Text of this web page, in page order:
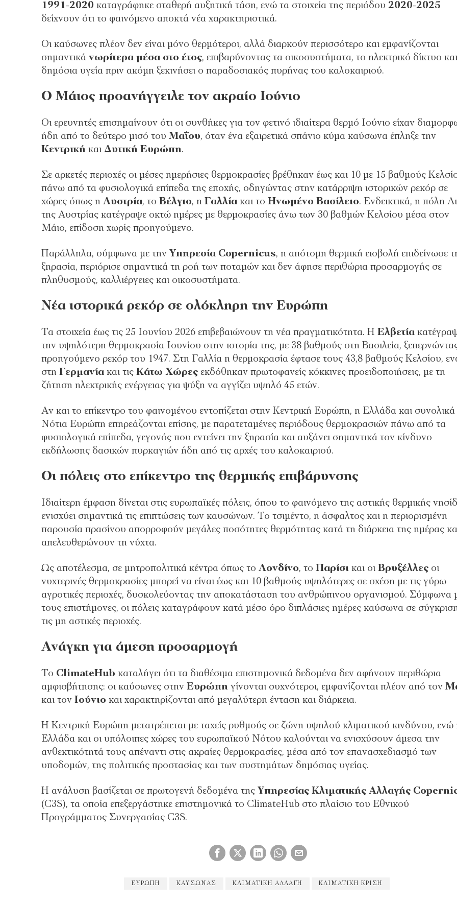
1991-2020 καταγράφηκε σταθερή αυξητική τάση, ενώ τα στοιχεία της περιόδου 2020-2025
δείχνουν ότι το φαινόμενο αποκτά νέα χαρακτηριστικά.
Οι καύσωνες πλέον δεν είναι μόνο θερμότεροι, αλλά διαρκούν περισσότερο και εμφανίζονται
σημαντικά νωρίτερα μέσα στο έτος, επιβαρύνοντας τα οικοσυστήματα, το ηλεκτρικό δίκτυο
δημόσια υγεία πριν ακόμη ξεκινήσει ο παραδοσιακός πυρήνας του καλοκαιριού.
Ο Μάιος προανήγγειλε τον ακραίο Ιούνιο
Οι ερευνητές επισημαίνουν ότι οι συνθήκες για τον φετινό ιδιαίτερα θερμό Ιούνιο είχαν
ήδη από το δεύτερο μισό του Μαΐου, όταν ένα εξαιρετικά σπάνιο κύμα καύσωνα έπληξε την
Κεντρική και Δυτική Ευρώπη.
Σε αρκετές περιοχές οι μέσες ημερήσιες θερμοκρασίες βρέθηκαν έως και 10 με 15 βαθμούς
πάνω από τα φυσιολογικά επίπεδα της εποχής, οδηγώντας στην κατάρριψη ιστορικών ρεκόρ σε
χώρες όπως η Αυστρία, το Βέλγιο, η Γαλλίακαι το Ηνωμένο Βασίλειο. Ενδεικτικά, η πόλη
της Αυστρίας κατέγραψε οκτώ ημέρες με θερμοκρασίες άνω των 30 βαθμών Κελσίου μέσα στον
Μάιο, επίδοση χωρίς προηγούμενο.
Παράλληλα, σύμφωνα με την Υπηρεσία Copernicus, η απότομη θερμική εισβολή επιδείνωσε
ξηρασία, περιόρισε σημαντικά τη ροή των ποταμών και δεν άφησε περιθώρια προσαρμογής σε
πληθυσμούς, καλλιέργειες και οικοσυστήματα.
Νέα ιστορικά ρεκόρ σε ολόκληρη την Ευρώπη
Τα στοιχεία έως τις 25 Ιουνίου 2026 επιβεβαιώνουν τη νέα πραγματικότητα. Η Ελβετία
την υψηλότερη θερμοκρασία Ιουνίου στην ιστορία της, με 38 βαθμούς στη Βασιλεία,
προηγούμενο ρεκόρ του 1947. Στη Γαλλία η θερμοκρασία έφτασε τους 43,8 βαθμούς Κελσίου,
στη Γερμανίακαι τις Κάτω Χώρεςεκδόθηκαν πρωτοφανείς κόκκινες προειδοποιήσεις, με τη
ζήτηση ηλεκτρικής ενέργειας για ψύξη να αγγίζει υψηλό 45 ετών.
Αν και το επίκεντρο του φαινομένου εντοπίζεται στην Κεντρική Ευρώπη, η Ελλάδα και συνολικά
Νότια Ευρώπη επηρεάζονται επίσης, με παρατεταμένες περιόδους θερμοκρασιών πάνω από τα
φυσιολογικά επίπεδα, γεγονός που εντείνει την ξηρασία και αυξάνει σημαντικά τον κίνδυνο
εκδήλωσης δασικών πυρκαγιών ήδη από τις αρχές του καλοκαιριού.
Οι πόλεις στο επίκεντρο της θερμικής επιβάρυνσης
Ιδιαίτερη έμφαση δίνεται στις ευρωπαϊκές πόλεις, όπου το φαινόμενο της αστικής θερμικής
ενισχύει σημαντικά τις επιπτώσεις των καυσώνων. Το τσιμέντο, η άσφαλτος και η περιορισμένη
παρουσία πρασίνου απορροφούν μεγάλες ποσότητες θερμότητας κατά τη διάρκεια της ημέρας
απελευθερώνουν τη νύχτα.
Ως αποτέλεσμα, σε μητροπολιτικά κέντρα όπως το Λονδίνο, το Παρίσικαι οι Βρυξέλλεςοι
νυχτερινές θερμοκρασίες μπορεί να είναι έως και 10 βαθμούς υψηλότερες σε σχέση με τις γύρω
αγροτικές περιοχές, δυσκολεύοντας την αποκατάσταση του ανθρώπινου οργανισμού. Σύμφωνα
τους επιστήμονες, οι πόλεις καταγράφουν κατά μέσο όρο διπλάσιες ημέρες καύσωνα σε
τις μη αστικές περιοχές.
Ανάγκη για άμεση προσαρμογή
Το ClimateHub καταλήγει ότι τα διαθέσιμα επιστημονικά δεδομένα δεν αφήνουν περιθώρια
αμφισβήτησης: οι καύσωνες στην Ευρώπη γίνονται συχνότεροι, εμφανίζονται πλέον από τον
και τον Ιούνιο και χαρακτηρίζονται από μεγαλύτερη ένταση και διάρκεια.
Η Κεντρική Ευρώπη μετατρέπεται με ταχείς ρυθμούς σε ζώνη υψηλού κλιματικού κινδύνου, ενώ
Ελλάδα και οι υπόλοιπες χώρες του ευρωπαϊκού Νότου καλούνται να ενισχύσουν άμεσα την
ανθεκτικότητά τους απέναντι στις ακραίες θερμοκρασίες, μέσα από τον επανασχεδιασμό των
υποδομών, της πολιτικής προστασίας και των συστημάτων δημόσιας υγείας.
Η ανάλυση βασίζεται σε πρωτογενή δεδομένα της Υπηρεσίας Κλιματικής Αλλαγής
(C3S), τα οποία επεξεργάστηκε επιστημονικά το ClimateHub στο πλαίσιο του Εθνικού
Προγράμματος Συνεργασίας C3S.
ΕΥΡΏΠΗ ΚΑΎΣΩΝΑΣ ΚΛΙΜΑΤΙΚΉ ΑΛΛΑΓΗ ΚΛΙΜΑΤΙΚΉ ΚΡΊΣΗ